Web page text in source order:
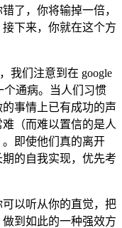
了，你将输掉一倍，
下来，你就在这个方
我们注意到在 google
个通病。当人们习惯
事情上已有成功的声
（而难以置信的是人
即使他们真的离开
的自我实现，优先考
以听从你的直觉，把
到如此的一种强效方